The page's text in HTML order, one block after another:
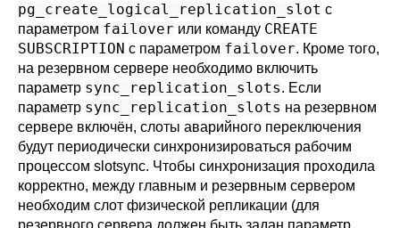
pg_create_logical_replication_slot с
параметром failover или команду CREATE
SUBSCRIPTION с параметром failover. Кроме того,
на резервном сервере необходимо включить
параметр sync_replication_slots. Если
параметр sync_replication_slots на резервном
сервере включён, слоты аварийного переключения
будут периодически синхронизироваться рабочим
процессом slotsync. Чтобы синхронизация проходила
корректно, между главным и резервным сервером
необходим слот физической репликации (для
резервного сервера должен быть задан параметр